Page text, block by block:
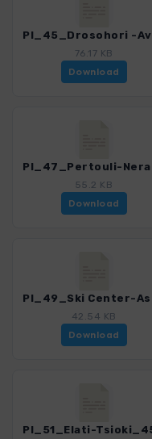
76.17 KB
Download
55.2 KB
Download
42.54 KB
Download